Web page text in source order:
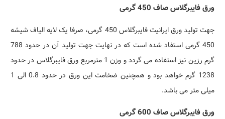
ورق فایبرگلاس صاف 450 گرمی
جهت تولید ورق ایرانیت فایبرگلاس 450 گرمی، صرفا یک لایه الیاف شیشه
450 گرمی استفاد شده است که در نهایت جهت تولید آن در حدود 788
گرم رزین نیز استفاده می گردد و وزن 1 مترمربع ورق فایبرگلاس در حدود
1238 گرم خواهد بود و همچنین ضخامت این ورق در حدود 0.8 الی 1
میلی متر می باشد.
ورق فایبرگلاس صاف 600 گرمی